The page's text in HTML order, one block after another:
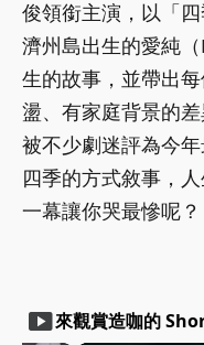
俊領銜主演，以「
濟州島出生的愛純
生的故事，並帶出
盪、有家庭背景的
被不少劇迷評為今
四季的方式敘事，
一幕讓你哭最慘呢？
smart_display來觀賞造咖的